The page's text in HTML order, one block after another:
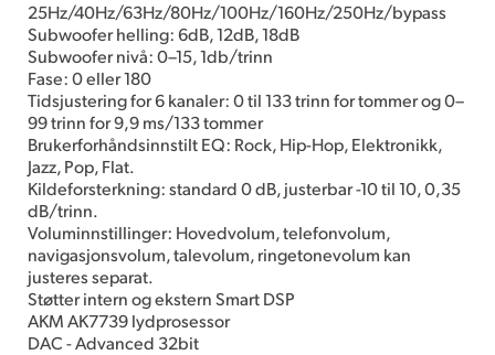
25Hz/40Hz/63Hz/80Hz/100Hz/160Hz/250Hz/bypass
Subwoofer helling: 6dB, 12dB, 18dB
Subwoofer nivå: 0–15, 1db/trinn
Fase: 0 eller 180
Tidsjustering for 6 kanaler: 0 til 133 trinn for tommer og 0–
99 trinn for 9,9 ms/133 tommer
Brukerforhåndsinnstilt EQ: Rock, Hip-Hop, Elektronikk,
Jazz, Pop, Flat.
Kildeforsterkning: standard 0 dB, justerbar -10 til 10, 0,35
dB/trinn.
Voluminnstillinger: Hovedvolum, telefonvolum,
navigasjonsvolum, talevolum, ringetonevolum kan
justeres separat.
Støtter intern og ekstern Smart DSP
AKM AK7739 lydprosessor
DAC - Advanced 32bit